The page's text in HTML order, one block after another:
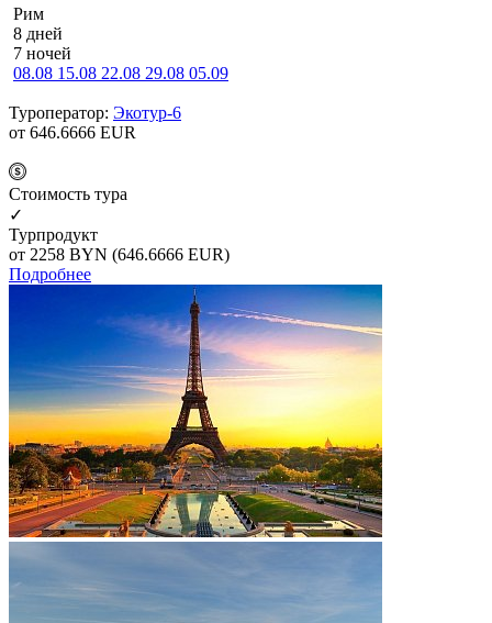
Рим
8 дней
7 ночей
08.08 15.08 22.08 29.08 05.09
Туроператор: Экотур-6
от 646.6666 EUR
Cтоимость тура
✓
Турпродукт
от 2258 BYN (646.6666 EUR)
Подробнее